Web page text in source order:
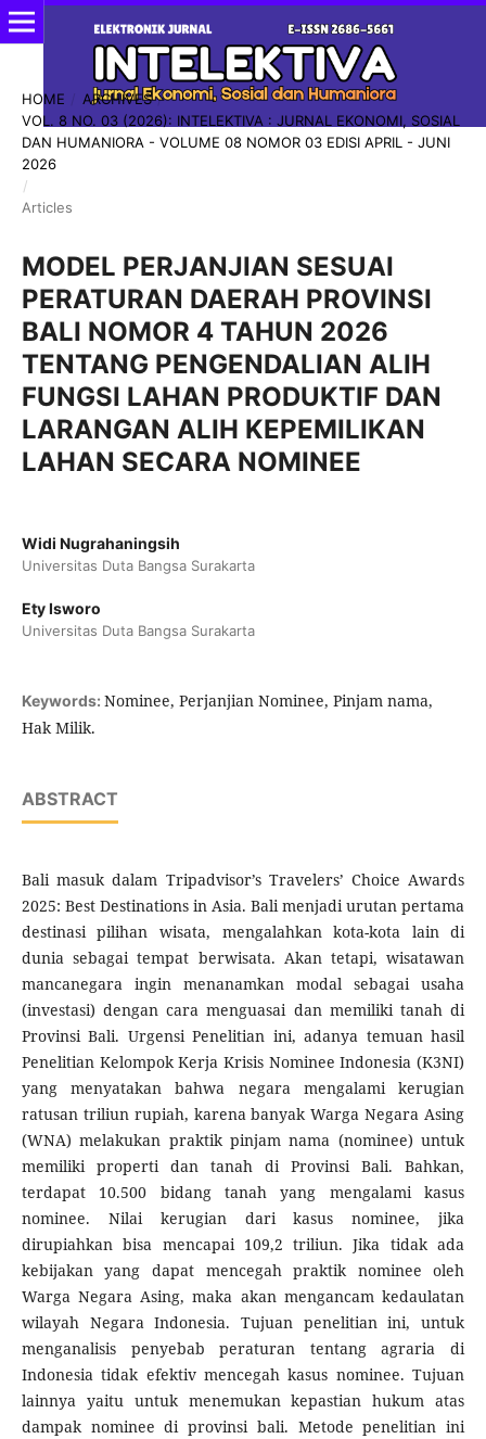
HOME / ARCHIVES /
VOL. 8 NO. 03 (2026): INTELEKTIVA : JURNAL EKONOMI, SOSIAL
DAN HUMANIORA - VOLUME 08 NOMOR 03 EDISI APRIL - JUNI
2026
/
Articles
MODEL PERJANJIAN SESUAI
PERATURAN DAERAH PROVINSI
BALI NOMOR 4 TAHUN 2026
TENTANG PENGENDALIAN ALIH
FUNGSI LAHAN PRODUKTIF DAN
LARANGAN ALIH KEPEMILIKAN
LAHAN SECARA NOMINEE
Widi Nugrahaningsih
Universitas Duta Bangsa Surakarta
Ety Isworo
Universitas Duta Bangsa Surakarta
Keywords: Nominee, Perjanjian Nominee, Pinjam nama,
Hak Milik.
ABSTRACT
Bali masuk dalam Tripadvisor’s Travelers’ Choice Awards
2025: Best Destinations in Asia. Bali menjadi urutan pertama
destinasi pilihan wisata, mengalahkan kota-kota lain di
dunia sebagai tempat berwisata. Akan tetapi, wisatawan
mancanegara ingin menanamkan modal sebagai usaha
(investasi) dengan cara menguasai dan memiliki tanah di
Provinsi Bali. Urgensi Penelitian ini, adanya temuan hasil
Penelitian Kelompok Kerja Krisis Nominee Indonesia (K3NI)
yang menyatakan bahwa negara mengalami kerugian
ratusan triliun rupiah, karena banyak Warga Negara Asing
(WNA) melakukan praktik pinjam nama (nominee) untuk
memiliki properti dan tanah di Provinsi Bali. Bahkan,
terdapat 10.500 bidang tanah yang mengalami kasus
nominee. Nilai kerugian dari kasus nominee, jika
dirupiahkan bisa mencapai 109,2 triliun. Jika tidak ada
kebijakan yang dapat mencegah praktik nominee oleh
Warga Negara Asing, maka akan mengancam kedaulatan
wilayah Negara Indonesia. Tujuan penelitian ini, untuk
menganalisis penyebab peraturan tentang agraria di
Indonesia tidak efektiv mencegah kasus nominee. Tujuan
lainnya yaitu untuk menemukan kepastian hukum atas
dampak nominee di provinsi bali. Metode penelitian ini